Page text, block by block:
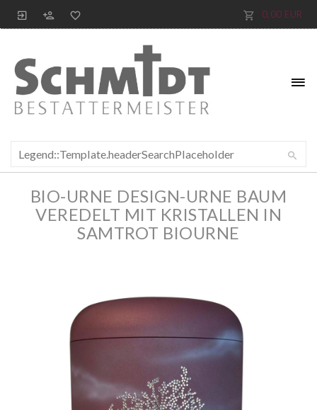
0,00 EUR
BIO-URNE DESIGN-URNE BAUM
VEREDELT MIT KRISTALLEN IN
SAMTROT BIOURNE